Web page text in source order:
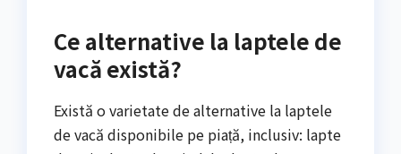
Ce alternative la laptele de
vacă există?
Există o varietate de alternative la laptele
de vacă disponibile pe piață, inclusiv: lapte